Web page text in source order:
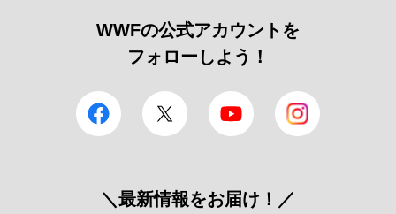
WWFの公式アカウントを
フォローしよう！
facebook Twitter YouTube
＼最新情報をお届け！／